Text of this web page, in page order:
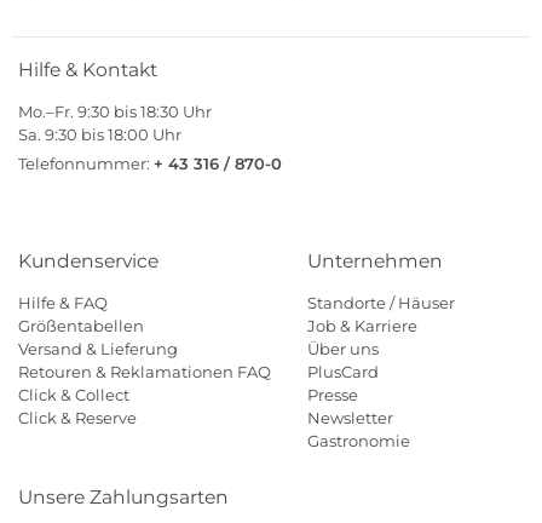
Hilfe & Kontakt
Mo.–Fr. 9:30 bis 18:30 Uhr
Sa. 9:30 bis 18:00 Uhr
Telefonnummer: + 43 316 / 870-0
Kundenservice
Hilfe & FAQ
Größentabellen
Versand & Lieferung
Retouren & Reklamationen FAQ
Click & Collect
Unternehmen
Standorte / Häuser
Job & Karriere
Über uns
PlusCard
Presse
Newsletter